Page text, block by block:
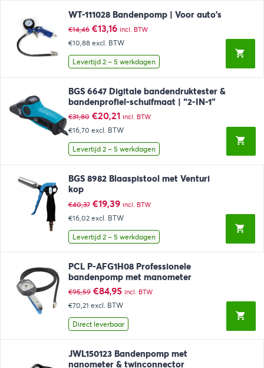
WT-111028 Bandenpomp | Voor auto’s
€14,46 Oorspronkelijke
prijs
was:
€14,46.
€13,16Huidige
prijs
is:
€13,16.
incl. BTW
€10,88 excl. BTW
Levertijd 2 – 5 werkdagen
BGS 6647 Digitale bandendruktester &
bandenprofiel-schuifmaat | “2-IN-1”
€31,80 Oorspronkelijke
prijs
was:
€31,80.
€20,21Huidige
prijs
is:
€20,21.
incl. BTW
€16,70 excl. BTW
Levertijd 2 – 5 werkdagen
BGS 8982 Blaaspistool met Venturi
kop
€40,37 Oorspronkelijke
prijs
was:
€40,37.
€19,39Huidige
prijs
is:
€19,39.
incl. BTW
€16,02 excl. BTW
Levertijd 2 – 5 werkdagen
PCL P-AFG1H08 Professionele
bandenpomp met manometer
€95,59 Oorspronkelijke
prijs
was:
€95,59.
€84,95Huidige
prijs
is:
€84,95.
incl. BTW
€70,21 excl. BTW
Direct leverbaar
JWL150123 Bandenpomp met
nanometer & twinconnector